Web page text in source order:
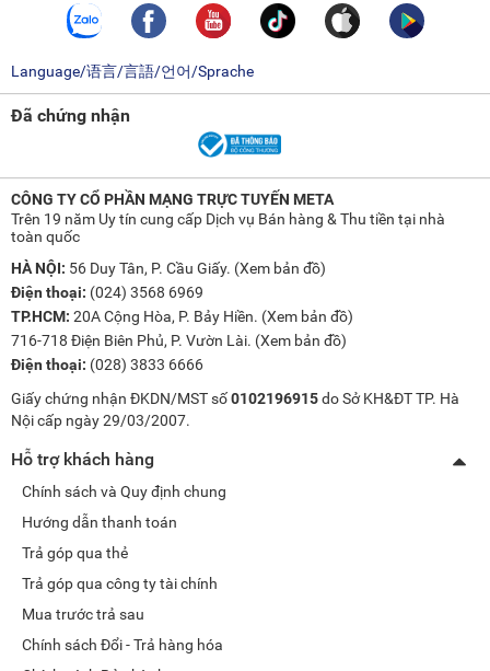
Language/语言/言語/언어/Sprache
Đã chứng nhận
CÔNG TY CỔ PHẦN MẠNG TRỰC TUYẾN META
Trên 19 năm Uy tín cung cấp Dịch vụ Bán hàng & Thu tiền tại nhà
toàn quốc
HÀ NỘI: 56 Duy Tân, P. Cầu Giấy. (Xem bản đồ)
Điện thoại: (024) 3568 6969
TP.HCM: 20A Cộng Hòa, P. Bảy Hiền. (Xem bản đồ)
716-718 Điện Biên Phủ, P. Vườn Lài. (Xem bản đồ)
Điện thoại: (028) 3833 6666
Giấy chứng nhận ĐKDN/MST số0102196915do Sở KH&ĐT TP. Hà
Nội cấp ngày 29/03/2007.
Hỗ trợ khách hàng
Chính sách và Quy định chung
Hướng dẫn thanh toán
Trả góp qua thẻ
Trả góp qua công ty tài chính
Mua trước trả sau
Chính sách Đổi - Trả hàng hóa